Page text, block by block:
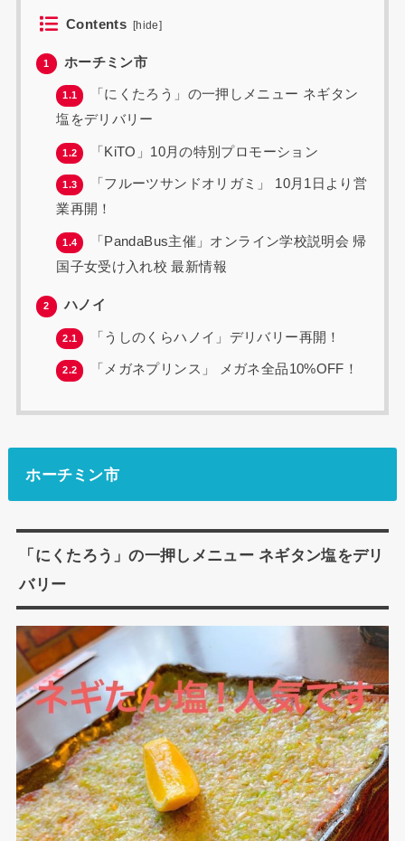
Contents [hide]
1 ホーチミン市
1.1
「にくたろう」の一押しメニュー ネギタン
塩をデリバリー
1.2 「KiTO」10月の特別プロモーション
1.3
「フルーツサンドオリガミ」 10月1日より営
業再開！
1.4
「PandaBus主催」オンライン学校説明会 帰
国子女受け入れ校 最新情報
2 ハノイ
2.1 「うしのくらハノイ」デリバリー再開！
2.2 「メガネプリンス」 メガネ全品10%OFF！
ホーチミン市
「にくたろう」の一押しメニュー ネギタン塩をデリ
バリー